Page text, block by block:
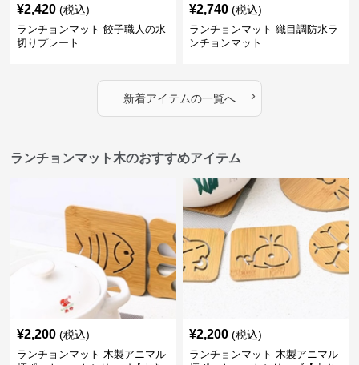
¥2,420 (税込)
ランチョンマット 餃子職人の水
切りプレート
¥2,740 (税込)
ランチョンマット 織目調防水ラ
ンチョンマット
新着アイテムの一覧へ ›
ランチョンマット木のおすすめアイテム
¥2,200 (税込)
ランチョンマット 木製アニマル
¥2,200 (税込)
ランチョンマット 木製アニマル